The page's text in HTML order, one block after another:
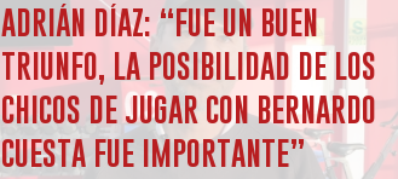
ADRIÁN DÍAZ: “FUE UN BUEN
TRIUNFO, LA POSIBILIDAD DE LOS
CHICOS DE JUGAR CON BERNARDO
CUESTA FUE IMPORTANTE”